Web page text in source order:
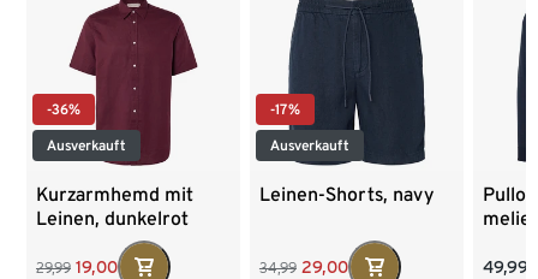
-36%
Ausverkauft
Kurzarmhemd mit
Leinen, dunkelrot
29,99 19,00
-17%
Ausverkauft
Leinen-Shorts, navy
34,99 29,00 49,99